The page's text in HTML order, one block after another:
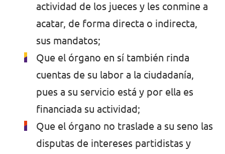
actividad de los jueces y les conmine a
acatar, de forma directa o indirecta,
sus mandatos;
Que el órgano en sí también rinda
cuentas de su labor a la ciudadanía,
pues a su servicio está y por ella es
financiada su actividad;
Que el órgano no traslade a su seno las
disputas de intereses partidistas y